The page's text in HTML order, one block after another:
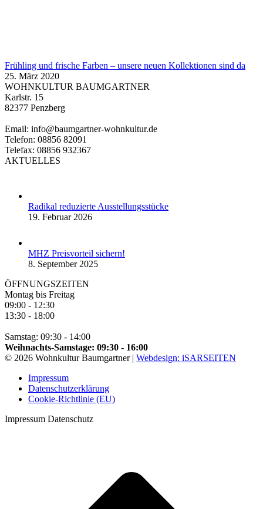
Frühling und frische Farben – unsere neuen Kollektionen sind da
25. März 2020
WOHNKULTUR BAUMGARTNER
Karlstr. 15
82377 Penzberg
Email: info@baumgartner-wohnkultur.de
Telefon: 08856 82091
Telefax: 08856 932367
AKTUELLES
Radikal reduzierte Ausstellungsstücke
19. Februar 2026
MHZ Preisvorteil sichern!
8. September 2025
ÖFFNUNGSZEITEN
Montag bis Freitag
09:00 - 12:30
13:30 - 18:00
Samstag: 09:30 - 14:00
Weihnachts-Samstage: 09:30 - 16:00
© 2026 Wohnkultur Baumgartner | Webdesign: iSARSEITEN
Impressum
Datenschutzerklärung
Cookie-Richtlinie (EU)
Impressum Datenschutz